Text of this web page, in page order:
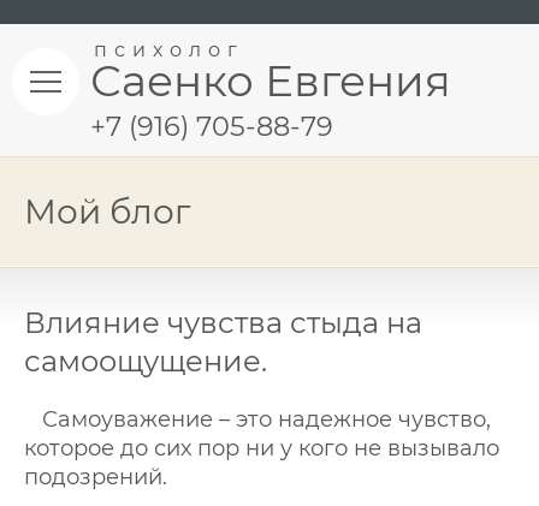
Саенко Евгения
психолог
+7 (916) 705-88-79
Мой блог
Влияние чувства стыда на
самоощущение.
Самоуважение – это надежное чувство,
которое до сих пор ни у кого не вызывало
подозрений.